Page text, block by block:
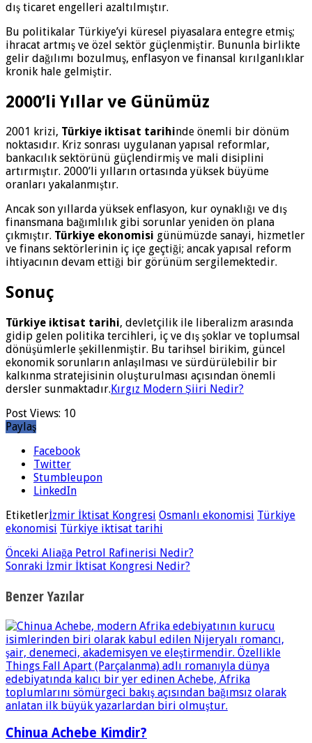
dış ticaret engelleri azaltılmıştır.
Bu politikalar Türkiye’yi küresel piyasalara entegre etmiş;
ihracat artmış ve özel sektör güçlenmiştir. Bununla birlikte
gelir dağılımı bozulmuş, enflasyon ve finansal kırılganlıklar
kronik hale gelmiştir.
2000’li Yıllar ve Günümüz
2001 krizi, Türkiye iktisat tarihinde önemli bir dönüm
noktasıdır. Kriz sonrası uygulanan yapısal reformlar,
bankacılık sektörünü güçlendirmiş ve mali disiplini
artırmıştır. 2000’li yılların ortasında yüksek büyüme
oranları yakalanmıştır.
Ancak son yıllarda yüksek enflasyon, kur oynaklığı ve dış
finansmana bağımlılık gibi sorunlar yeniden ön plana
çıkmıştır. Türkiye ekonomisi günümüzde sanayi, hizmetler
ve finans sektörlerinin iç içe geçtiği; ancak yapısal reform
ihtiyacının devam ettiği bir görünüm sergilemektedir.
Sonuç
Türkiye iktisat tarihi, devletçilik ile liberalizm arasında
gidip gelen politika tercihleri, iç ve dış şoklar ve toplumsal
dönüşümlerle şekillenmiştir. Bu tarihsel birikim, güncel
ekonomik sorunların anlaşılması ve sürdürülebilir bir
kalkınma stratejisinin oluşturulması açısından önemli
dersler sunmaktadır. Kırgız Modern Şiiri Nedir?
Post Views: 10
Paylaş
Facebook
Twitter
Stumbleupon
LinkedIn
Etiketlerİzmir İktisat Kongresi Osmanlı ekonomisi Türkiye
ekonomisi Türkiye iktisat tarihi
Önceki Aliağa Petrol Rafinerisi Nedir?
Sonraki İzmir İktisat Kongresi Nedir?
Benzer Yazılar
Chinua Achebe Kimdir?